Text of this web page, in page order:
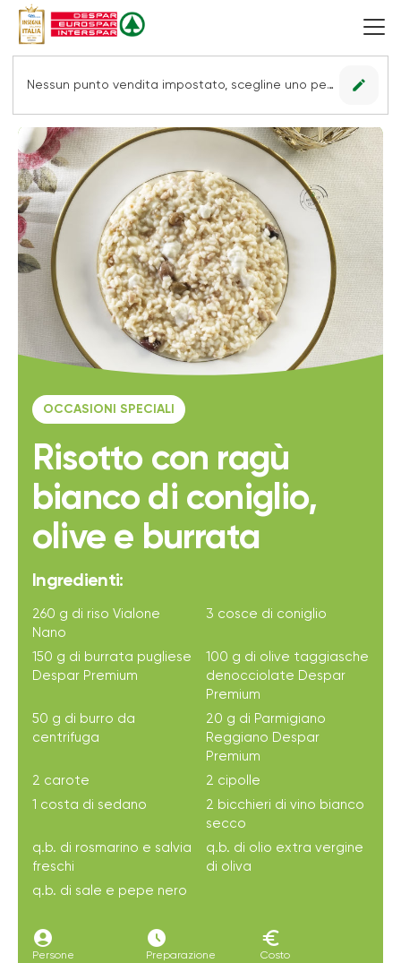
Nessun punto vendita impostato, scegline uno per vedere le offerte. edit
OCCASIONI SPECIALI
Risotto con ragù
bianco di coniglio,
olive e burrata
Ingredienti:
260 g di riso Vialone
Nano
3 cosce di coniglio
150 g di burrata pugliese
Despar Premium
100 g di olive taggiasche
denocciolate Despar
Premium
50 g di burro da
centrifuga
20 g di Parmigiano
Reggiano Despar
Premium
2 carote
2 cipolle
1 costa di sedano
2 bicchieri di vino bianco
secco
q.b. di rosmarino e salvia
freschi
q.b. di olio extra vergine
di oliva
q.b. di sale e pepe nero
account_circle
Persone
access_time_filled
Preparazione
euro
Costo